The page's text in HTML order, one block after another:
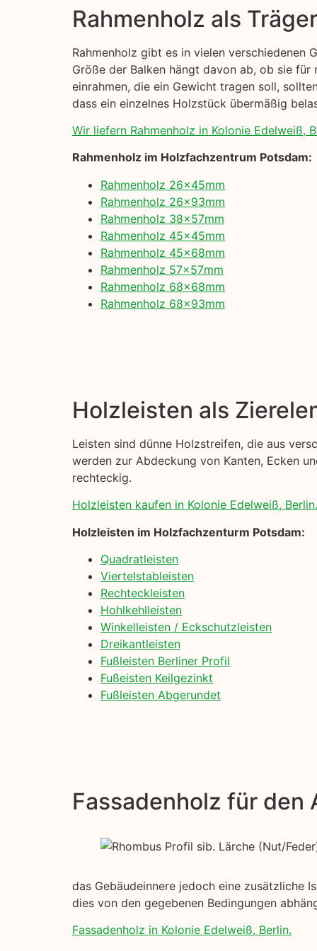
Rahmenholz als Träger
Rahmenholz gibt es in vielen verschiedenen
Größe der Balken hängt davon ab, ob sie
einrahmen, die ein Gewicht tragen soll,
dass ein einzelnes Holzstück übermäßig
Wir liefern Rahmenholz in Kolonie Edelweiß,
Rahmenholz im Holzfachzentrum Potsdam:
Rahmenholz 26x45mm
Rahmenholz 26x93mm
Rahmenholz 38x57mm
Rahmenholz 45x45mm
Rahmenholz 45x68mm
Rahmenholz 57x57mm
Rahmenholz 68x68mm
Rahmenholz 68x93mm
Holzleisten als
Leisten sind dünne Holzstreifen, die aus
werden zur Abdeckung von Kanten, Ecken
rechteckig.
Holzleisten kaufen in Kolonie Edelweiß, Berlin.
Holzleisten im Holzfachzenturm Potsdam:
Quadratleisten
Viertelstableisten
Rechteckleisten
Hohlkehlleisten
Winkelleisten / Eckschutzleisten
Dreikantleisten
Fußleisten Berliner Profil
Fußeisten Keilgezinkt
Fußleisten Abgerundet
Fassadenholz für den
das Gebäudeinnere jedoch eine zusätzliche
dies von den gegebenen Bedingungen
Fassadenholz in Kolonie Edelweiß, Berlin.